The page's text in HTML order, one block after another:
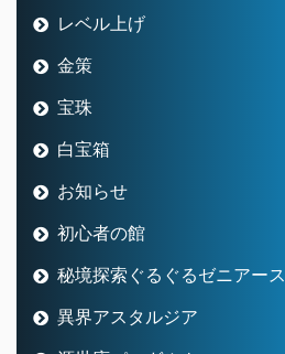
レベル上げ
金策
宝珠
白宝箱
お知らせ
初心者の館
秘境探索ぐるぐるゼニアース
異界アスタルジア